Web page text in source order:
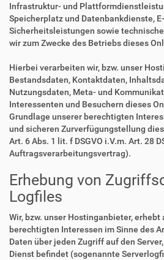
Infrastruktur- und
Speicherplatz und Datenbankdienste,
Sicherheitsleistungen sowie
wir zum Zwecke des Betriebs dieses
Hierbei verarbeiten wir, bzw. unser
Bestandsdaten, Kontaktdaten,
Nutzungsdaten, Meta- und
Interessenten und Besuchern dieses
Grundlage unserer berechtigten
und sicheren Zurverfügungstellung
Art. 6 Abs. 1 lit. f DSGVO i.V.m. Art. 28
Auftragsverarbeitungsvertrag).
Erhebung von
Logfiles
Wir, bzw. unser Hostinganbieter,
berechtigten Interessen im Sinne des
Daten über jeden Zugriff auf den
Dienst befindet (sogenannte